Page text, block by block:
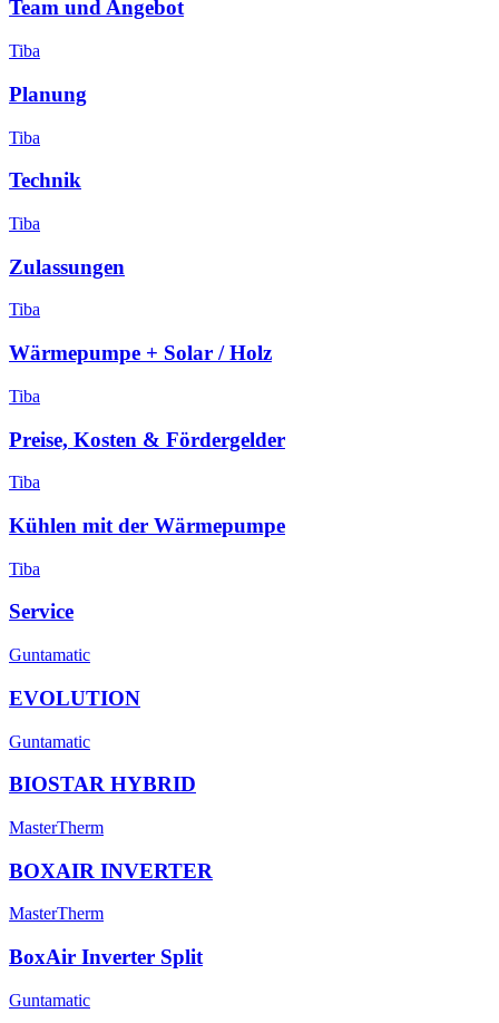
Team und Angebot
Tiba
Planung
Tiba
Technik
Tiba
Zulassungen
Tiba
Wärmepumpe + Solar / Holz
Tiba
Preise, Kosten & Fördergelder
Tiba
Kühlen mit der Wärmepumpe
Tiba
Service
Guntamatic
EVOLUTION
Guntamatic
BIOSTAR HYBRID
MasterTherm
BOXAIR INVERTER
MasterTherm
BoxAir Inverter Split
Guntamatic